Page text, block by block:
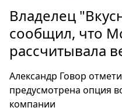
Россия
Мир
Здоровье
Туризм
Мода
Владелец
сообщил, что
рассчитывала
Александр Говор
предусмотрена опция
компании